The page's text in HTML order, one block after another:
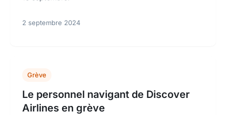
2 septembre 2024
Grève
Le personnel navigant de Discover
Airlines en grève